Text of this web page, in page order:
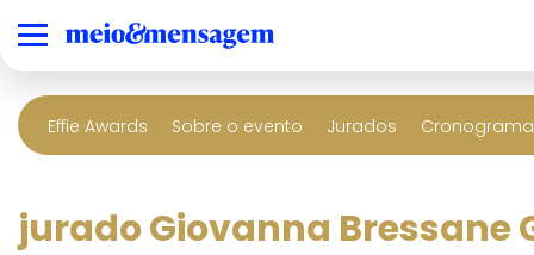
Effie Awards Sobre o evento Jurados
jurado Giovanna Bressane